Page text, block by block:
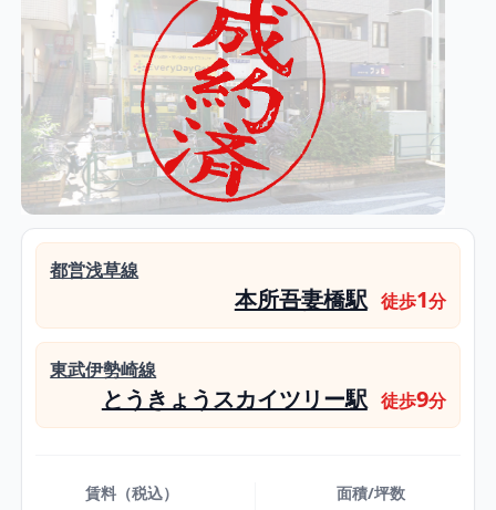
都営浅草線
本所吾妻橋駅 徒歩1分
東武伊勢崎線
とうきょうスカイツリー駅 徒歩9分
賃料（税込） 面積/坪数